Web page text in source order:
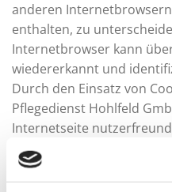
anderen
enthalten, zu
Internetbrowser kann
wiedererkannt und
Durch den Einsatz von
Pflegedienst Hohlfeld
Internetseite
bereitstellen, die ohne
möglich wären.
Mittels eines Cookies